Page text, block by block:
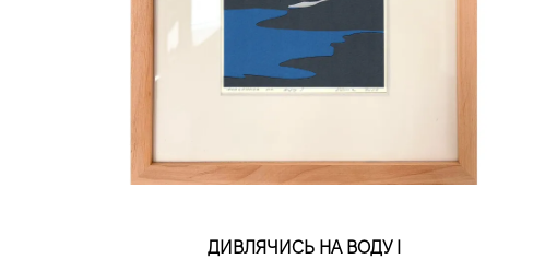
ДИВЛЯЧИСЬ НА ВОДУ І